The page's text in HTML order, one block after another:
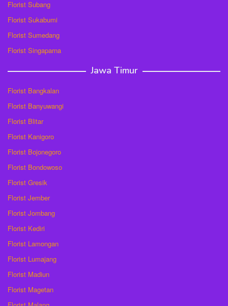
Florist Subang
Florist Sukabumi
Florist Sumedang
Florist Singaparna
Jawa Timur
Florist Bangkalan
Florist Banyuwangi
Florist Blitar
Florist Kanigoro
Florist Bojonegoro
Florist Bondowoso
Florist Gresik
Florist Jember
Florist Jombang
Florist Kediri
Florist Lamongan
Florist Lumajang
Florist Madiun
Florist Magetan